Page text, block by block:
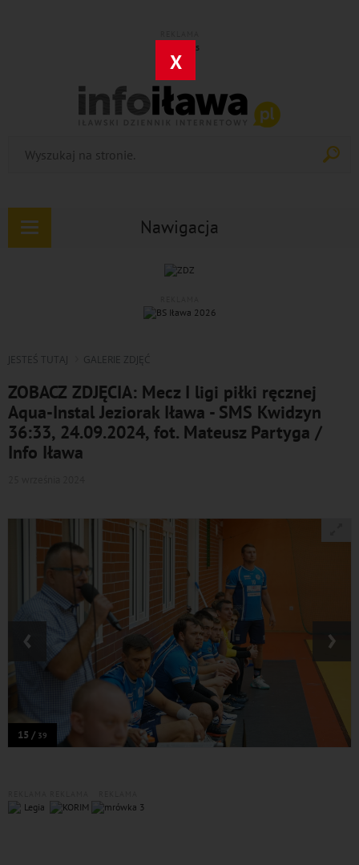
X
Nawigacja
Rozwiń
JESTEŚ TUTAJ GALERIE ZDJĘĆ
ZOBACZ ZDJĘCIA: Mecz I ligi piłki ręcznej
Aqua-Instal Jeziorak Iława - SMS Kwidzyn
36:33, 24.09.2024, fot. Mateusz Partyga /
Info Iława
15 / 39
‹ ›